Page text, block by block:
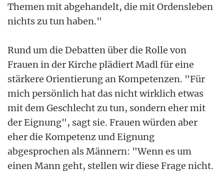
Themen mit abgehandelt, die mit Ordensleben
nichts zu tun haben."
Rund um die Debatten über die Rolle von
Frauen in der Kirche plädiert Madl für eine
stärkere Orientierung an Kompetenzen. "Für
mich persönlich hat das nicht wirklich etwas
mit dem Geschlecht zu tun, sondern eher mit
der Eignung", sagt sie. Frauen würden aber
eher die Kompetenz und Eignung
abgesprochen als Männern: "Wenn es um
einen Mann geht, stellen wir diese Frage nicht.